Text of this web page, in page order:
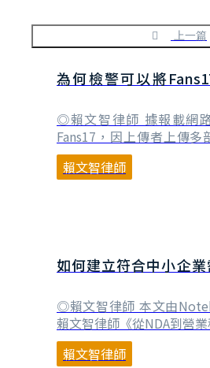
上一篇
為何檢警可以將
◎賴文智律師 據報載網
Fans17，因上傳者上傳多
愛片，涉違反兒童及少年性
經橋頭地檢署發動搜索，並
並為該網站分享影片的網
是交保候傳。而其中葉昌
社公司化後的董⋯
賴文智律師
如何建立符合中小企業
◎賴文智律師 本文由
賴文智律師《從NDA到營
PDF檔案，這是一個實驗，
的知識，利用生成式AI以不
賴文智律師